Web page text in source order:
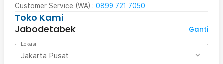
Customer Service (WA) : 0899 721 7050
Toko Kami
Jabodetabek
Ganti
Lokasi
Jakarta Pusat